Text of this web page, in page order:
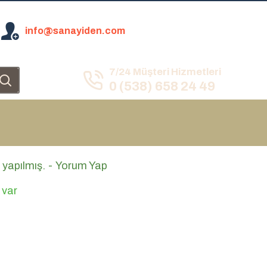
info@sanayiden.com
7/24 Müşteri Hizmetleri
0 (538) 658 24 49
- Yorum Yap